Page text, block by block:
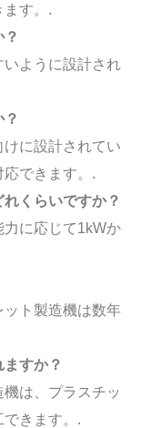
ます。.
ように設計され
に設計されてい
できます。.
くらいですか？
に応じて1kWか
ト製造機は数年
すか？
は、プラスチッ
きます。.